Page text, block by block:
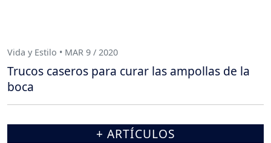
Vida y Estilo • MAR 9 / 2020
Trucos caseros para curar las ampollas de la
boca
+ ARTÍCULOS